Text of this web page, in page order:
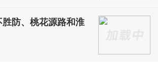
防、桃花源路和淮